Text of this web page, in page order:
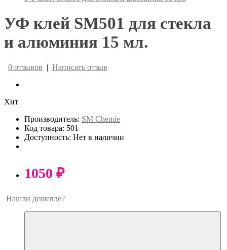
УФ клей SM501 для стекла
и алюминия 15 мл.
0 отзывов | Написать отзыв
Хит
Производитель: SM Chemie
Код товара: 501
Доступность: Нет в наличии
1050 ₽
Нашли дешевле?